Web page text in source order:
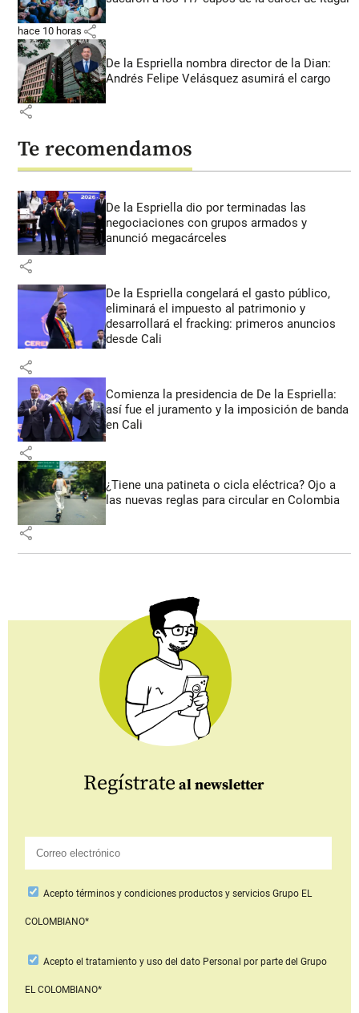
hace 10 horas share
De la Espriella nombra director de la Dian:
Andrés Felipe Velásquez asumirá el cargo
share
Te recomendamos
De la Espriella dio por terminadas las
negociaciones con grupos armados y
anunció megacárceles
share
De la Espriella congelará el gasto público,
eliminará el impuesto al patrimonio y
desarrollará el fracking: primeros anuncios
desde Cali
share
Comienza la presidencia de De la Espriella:
así fue el juramento y la imposición de banda
en Cali
share
¿Tiene una patineta o cicla eléctrica? Ojo a
las nuevas reglas para circular en Colombia
share
Regístrate al newsletter
Aceptotérminos y condiciones productos y serviciosGrupo EL
COLOMBIANO*
Acepto el tratamiento y uso del dato Personal por parte del Grupo
EL COLOMBIANO*